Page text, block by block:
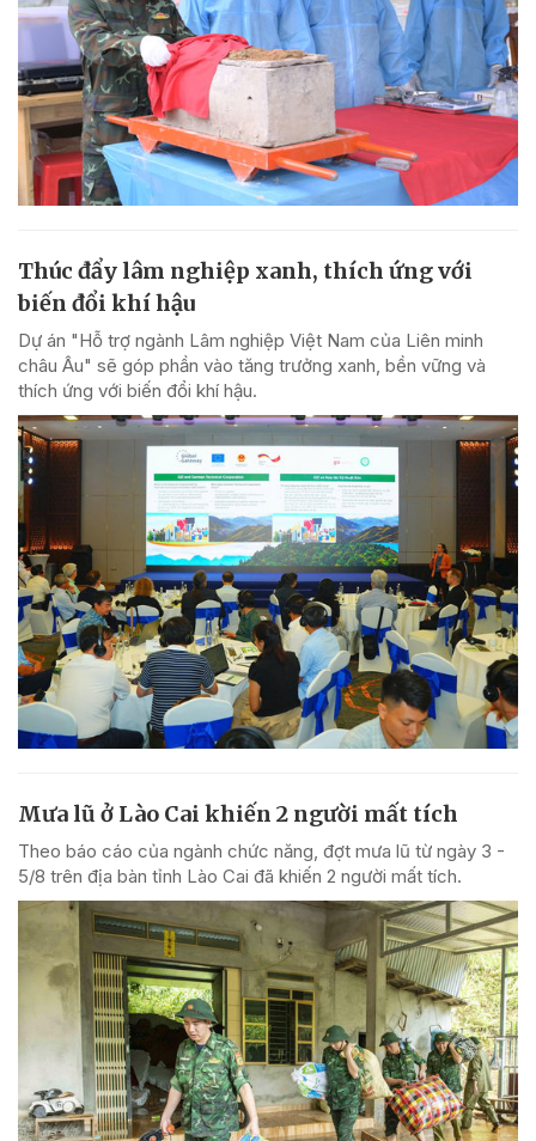
Thúc đẩy lâm nghiệp xanh, thích ứng với
biến đổi khí hậu
Dự án "Hỗ trợ ngành Lâm nghiệp Việt Nam của Liên minh
châu Âu" sẽ góp phần vào tăng trưởng xanh, bền vững và
thích ứng với biến đổi khí hậu.
Mưa lũ ở Lào Cai khiến 2 người mất tích
Theo báo cáo của ngành chức năng, đợt mưa lũ từ ngày 3 -
5/8 trên địa bàn tỉnh Lào Cai đã khiến 2 người mất tích.